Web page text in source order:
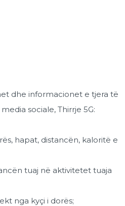
dhe informacionet e tjera të
sociale, Thirrje 5G:
hapat, distancën, kaloritë e
tuaj në aktivitetet tuaja
nga kyçi i dorës;